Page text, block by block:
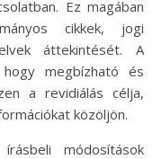
Ez magában
cikkek, jogi
áttekintését. A
megbízható és
a revidiálás célja,
közöljön.
módosítások